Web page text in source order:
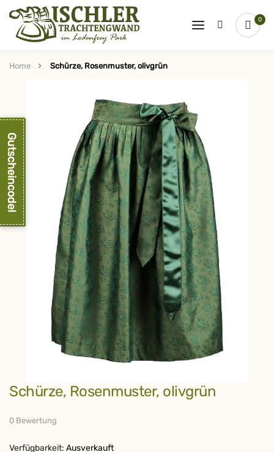
0
Home Schürze, Rosenmuster, olivgrün
springen
Zum
Anfang
springen
Schürze, Rosenmuster, olivgrün
0 Bewertung
Verfügbarkeit: Ausverkauft
Gutscheincode!